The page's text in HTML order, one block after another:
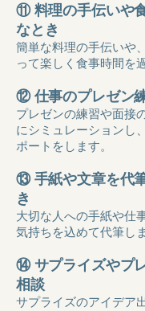
⑪ 料理の手伝いや
なとき
簡単な料理の手伝いや
って楽しく食事時間を
⑫ 仕事のプレゼン
プレゼンの練習や面接
にシミュレーションし
ポートをします。
⑬ 手紙や文章を代
き
大切な人への手紙や仕
気持ちを込めて代筆しま
⑭ サプライズやプ
相談
サプライズのアイデア